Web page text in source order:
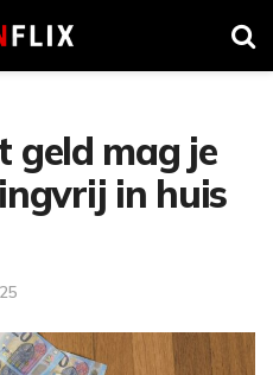
geld mag je
in huis